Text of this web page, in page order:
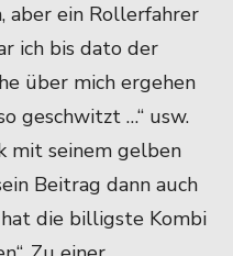
aber ein Rollerfahrer
ich bis dato der
über mich ergehen
geschwitzt …“ usw.
mit seinem gelben
Beitrag dann auch
die billigste Kombi